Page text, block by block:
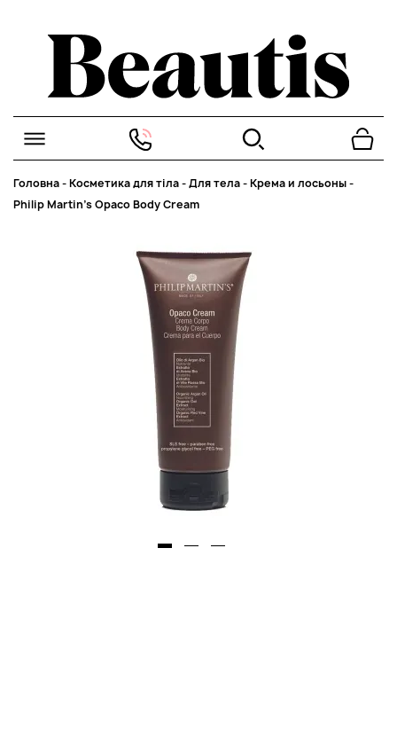
Головна-Косметика для тіла-Для тела-Крема и лосьоны-
Philip Martin’s Opaco Body Cream